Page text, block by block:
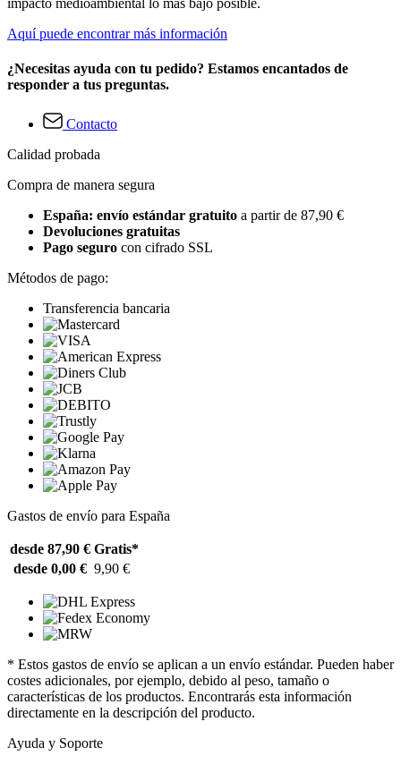
impacto medioambiental lo más bajo posible.
Aquí puede encontrar más información
¿Necesitas ayuda con tu pedido? Estamos encantados de
responder a tus preguntas.
Contacto
Calidad probada
Compra de manera segura
España: envío estándar gratuito a partir de 87,90 €
Devoluciones gratuitas
Pago seguro con cifrado SSL
Métodos de pago:
Transferencia bancaria
Gastos de envío para España
desde 87,90 € Gratis*
desde 0,00 € 9,90 €
* Estos gastos de envío se aplican a un envío estándar. Pueden haber
costes adicionales, por ejemplo, debido al peso, tamaño o
características de los productos. Encontrarás esta información
directamente en la descripción del producto.
Ayuda y Soporte